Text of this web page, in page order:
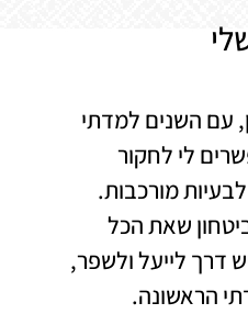
עם השנים למדתי
לי לחקור
מורכבות.
שאת הכל
דרך לייעל ולשפר,
הראשונה.